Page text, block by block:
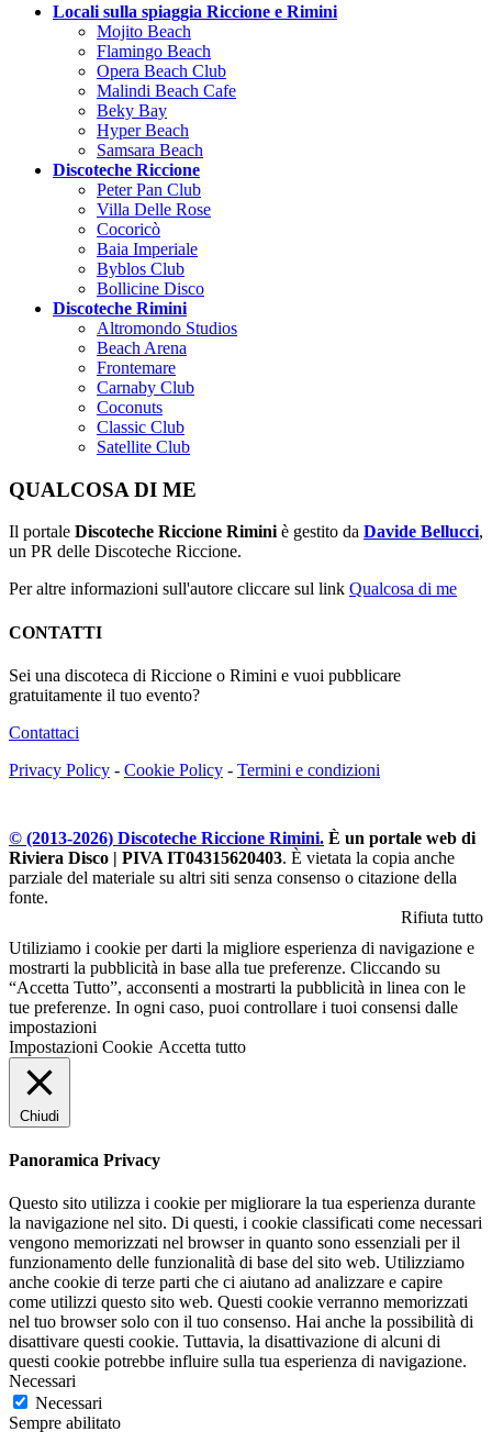
Locali sulla spiaggia Riccione e Rimini
Mojito Beach
Flamingo Beach
Opera Beach Club
Malindi Beach Cafe
Beky Bay
Hyper Beach
Samsara Beach
Discoteche Riccione
Peter Pan Club
Villa Delle Rose
Cocoricò
Baia Imperiale
Byblos Club
Bollicine Disco
Discoteche Rimini
Altromondo Studios
Beach Arena
Frontemare
Carnaby Club
Coconuts
Classic Club
Satellite Club
QUALCOSA DI ME
Il portale Discoteche Riccione Rimini è gestito da Davide Bellucci,
un PR delle Discoteche Riccione.
Per altre informazioni sull'autore cliccare sul link Qualcosa di me
CONTATTI
Sei una discoteca di Riccione o Rimini e vuoi pubblicare
gratuitamente il tuo evento?
Contattaci
Privacy Policy - Cookie Policy - Termini e condizioni
© (2013-2026) Discoteche Riccione Rimini. È un portale web di
Riviera Disco | PIVA IT04315620403. È vietata la copia anche
parziale del materiale su altri siti senza consenso o citazione della
fonte.
Rifiuta tutto
Utiliziamo i cookie per darti la migliore esperienza di navigazione e
mostrarti la pubblicità in base alla tue preferenze. Cliccando su
“Accetta Tutto”, acconsenti a mostrarti la pubblicità in linea con le
tue preferenze. In ogni caso, puoi controllare i tuoi consensi dalle
impostazioni
Impostazioni Cookie Accetta tutto
Chiudi
Panoramica Privacy
Questo sito utilizza i cookie per migliorare la tua esperienza durante
la navigazione nel sito. Di questi, i cookie classificati come necessari
vengono memorizzati nel browser in quanto sono essenziali per il
funzionamento delle funzionalità di base del sito web. Utilizziamo
anche cookie di terze parti che ci aiutano ad analizzare e capire
come utilizzi questo sito web. Questi cookie verranno memorizzati
nel tuo browser solo con il tuo consenso. Hai anche la possibilità di
disattivare questi cookie. Tuttavia, la disattivazione di alcuni di
questi cookie potrebbe influire sulla tua esperienza di navigazione.
Necessari
Necessari
Sempre abilitato